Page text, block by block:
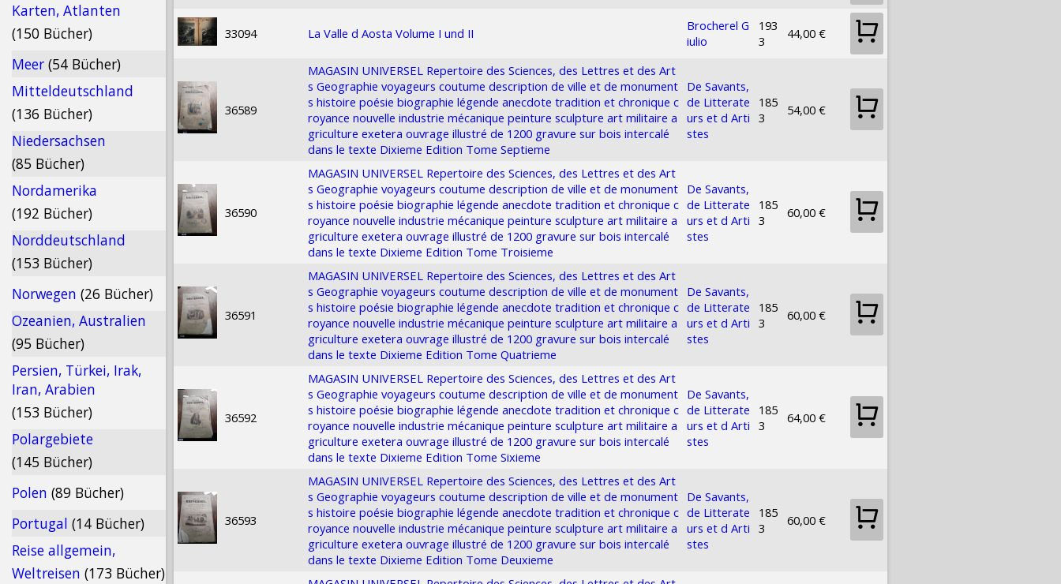
Karten, Atlanten
(150 Bücher)
Meer (54 Bücher)
Mitteldeutschland
(136 Bücher)
Niedersachsen
(85 Bücher)
Nordamerika
(192 Bücher)
Norddeutschland
(153 Bücher)
Norwegen (26 Bücher)
Ozeanien, Australien
(95 Bücher)
Persien, Türkei, Irak,
Iran, Arabien
(153 Bücher)
Polargebiete
(145 Bücher)
Polen (89 Bücher)
Portugal (14 Bücher)
Reise allgemein,
Weltreisen (173 Bücher)
33094 La Valle d Aosta Volume I und II
Brocherel G
iulio
193
3
44,00 €
36589
MAGASIN UNIVERSEL Repertoire des Sciences, des Lettres et des Art
s Geographie voyageurs coutume description de ville et de monument
s histoire poésie biographie légende anecdote tradition et chronique c
royance nouvelle industrie mécanique peinture sculpture art militaire a
griculture exetera ouvrage illustré de 1200 gravure sur bois intercalé
dans le texte Dixieme Edition Tome Septieme
De Savants,
de Litterate
urs et d Arti
stes
185
3
54,00 €
36590
MAGASIN UNIVERSEL Repertoire des Sciences, des Lettres et des Art
s Geographie voyageurs coutume description de ville et de monument
s histoire poésie biographie légende anecdote tradition et chronique c
royance nouvelle industrie mécanique peinture sculpture art militaire a
griculture exetera ouvrage illustré de 1200 gravure sur bois intercalé
dans le texte Dixieme Edition Tome Troisieme
De Savants,
de Litterate
urs et d Arti
stes
185
3
60,00 €
36591
MAGASIN UNIVERSEL Repertoire des Sciences, des Lettres et des Art
s Geographie voyageurs coutume description de ville et de monument
s histoire poésie biographie légende anecdote tradition et chronique c
royance nouvelle industrie mécanique peinture sculpture art militaire a
griculture exetera ouvrage illustré de 1200 gravure sur bois intercalé
dans le texte Dixieme Edition Tome Quatrieme
De Savants,
de Litterate
urs et d Arti
stes
185
3
60,00 €
36592
MAGASIN UNIVERSEL Repertoire des Sciences, des Lettres et des Art
s Geographie voyageurs coutume description de ville et de monument
s histoire poésie biographie légende anecdote tradition et chronique c
royance nouvelle industrie mécanique peinture sculpture art militaire a
griculture exetera ouvrage illustré de 1200 gravure sur bois intercalé
dans le texte Dixieme Edition Tome Sixieme
De Savants,
de Litterate
urs et d Arti
stes
185
3
64,00 €
36593
MAGASIN UNIVERSEL Repertoire des Sciences, des Lettres et des Art
s Geographie voyageurs coutume description de ville et de monument
s histoire poésie biographie légende anecdote tradition et chronique c
royance nouvelle industrie mécanique peinture sculpture art militaire a
griculture exetera ouvrage illustré de 1200 gravure sur bois intercalé
dans le texte Dixieme Edition Tome Deuxieme
De Savants,
de Litterate
urs et d Arti
stes
185
3
60,00 €